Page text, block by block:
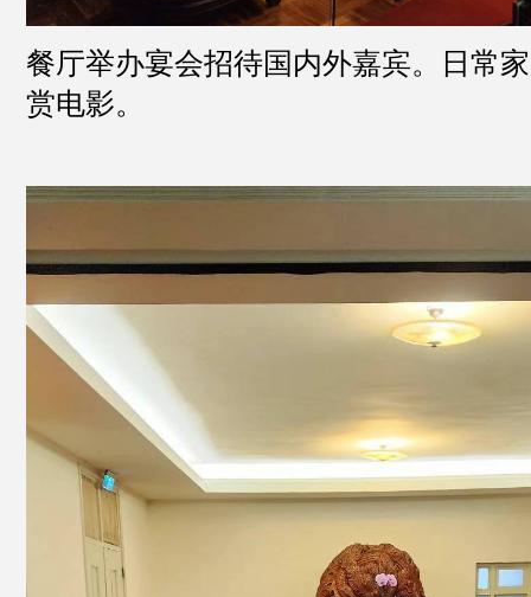
餐厅举办宴会招待国内外嘉宾。日常
赏电影。